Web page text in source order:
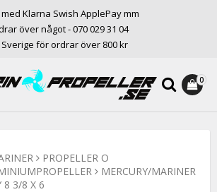
Klarna Swish ApplePay mm
över något - 070 029 31 04
för ordrar över 800 kr
0
PROPELLER O
MERCURY/MARINER
8 3/8 X 6